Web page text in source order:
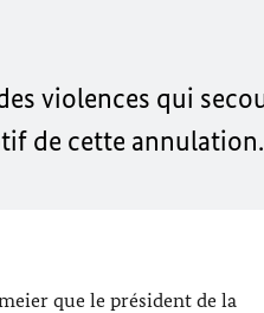
violences qui
de cette annulation.
que le président de la